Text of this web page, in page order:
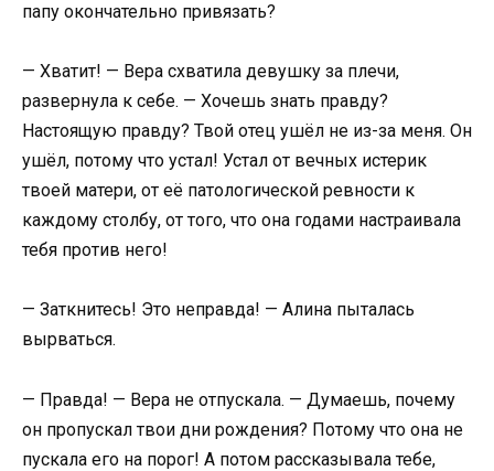
папу окончательно привязать?
— Хватит! — Вера схватила девушку за плечи,
развернула к себе. — Хочешь знать правду?
Настоящую правду? Твой отец ушёл не из-за меня. Он
ушёл, потому что устал! Устал от вечных истерик
твоей матери, от её патологической ревности к
каждому столбу, от того, что она годами настраивала
тебя против него!
— Заткнитесь! Это неправда! — Алина пыталась
вырваться.
— Правда! — Вера не отпускала. — Думаешь, почему
он пропускал твои дни рождения? Потому что она не
пускала его на порог! А потом рассказывала тебе,